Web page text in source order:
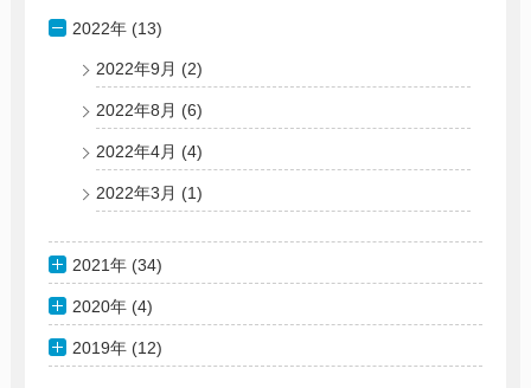
2022年 (13)
2022年9月 (2)
2022年8月 (6)
2022年4月 (4)
2022年3月 (1)
2021年 (34)
2020年 (4)
2019年 (12)